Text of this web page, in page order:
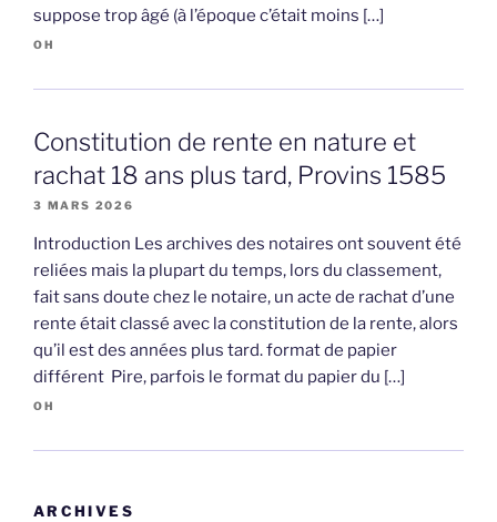
suppose trop âgé (à l’époque c’était moins […]
OH
Constitution de rente en nature et
rachat 18 ans plus tard, Provins 1585
3 MARS 2026
Introduction Les archives des notaires ont souvent été
reliées mais la plupart du temps, lors du classement,
fait sans doute chez le notaire, un acte de rachat d’une
rente était classé avec la constitution de la rente, alors
qu’il est des années plus tard. format de papier
différent Pire, parfois le format du papier du […]
OH
ARCHIVES